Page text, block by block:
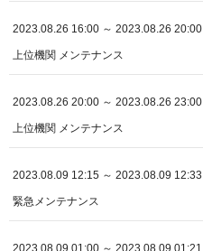
2023.08.26 16:00 ～ 2023.08.26 20:00
上位機関 メンテナンス
2023.08.26 20:00 ～ 2023.08.26 23:00
上位機関 メンテナンス
2023.08.09 12:15 ～ 2023.08.09 12:33
緊急メンテナンス
2023.08.09 01:00 ～ 2023.08.09 01:21